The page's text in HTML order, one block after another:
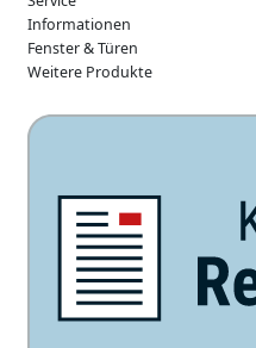
Informationen
Fenster & Türen
Weitere Produkte